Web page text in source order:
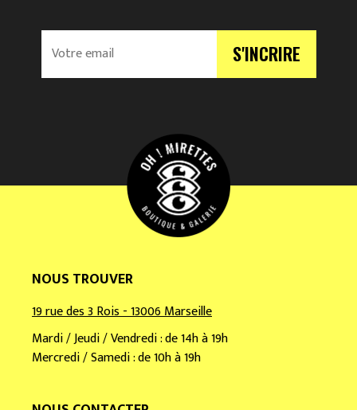
V
r
l
S'INCRIRE
NOUS TROUVER
19 rue des 3 Rois - 13006 Marseille
Mardi / Jeudi / Vendredi : de 14h à 19h
Mercredi / Samedi : de 10h à 19h